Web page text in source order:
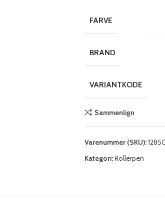
FARVE
BRAND
VARIANTKODE
Sammenlign
Varenummer (SKU):
Kategori:Rollerpen